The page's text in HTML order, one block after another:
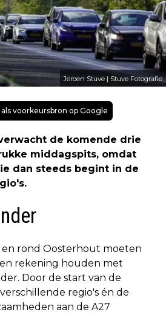
Jeroen Stuve | Stuve Fotografie
voorkeursbron op Google
de komende drie
middagspits, omdat
dan steeds begint in de
rond Oosterhout moeten
rekening houden met
Door de start van de
regio's én de
aan de A27